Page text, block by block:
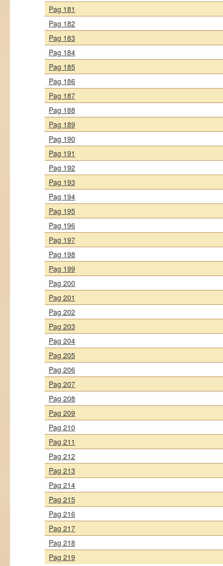
Pag 181
Pag 182
Pag 183
Pag 184
Pag 185
Pag 186
Pag 187
Pag 188
Pag 189
Pag 190
Pag 191
Pag 192
Pag 193
Pag 194
Pag 195
Pag 196
Pag 197
Pag 198
Pag 199
Pag 200
Pag 201
Pag 202
Pag 203
Pag 204
Pag 205
Pag 206
Pag 207
Pag 208
Pag 209
Pag 210
Pag 211
Pag 212
Pag 213
Pag 214
Pag 215
Pag 216
Pag 217
Pag 218
Pag 219